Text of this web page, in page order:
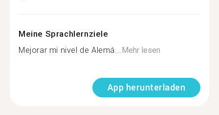
Meine Sprachlernziele
Mejorar mi nivel de Alemá...Mehr lesen
App herunterladen